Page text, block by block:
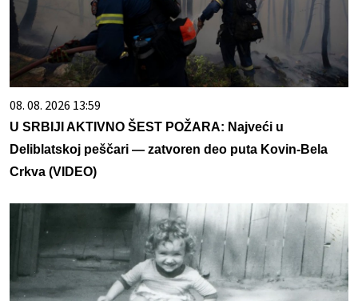
08. 08. 2026 13:59
U SRBIJI AKTIVNO ŠEST POŽARA: Najveći u
Deliblatskoj peščari — zatvoren deo puta Kovin-Bela
Crkva (VIDEO)